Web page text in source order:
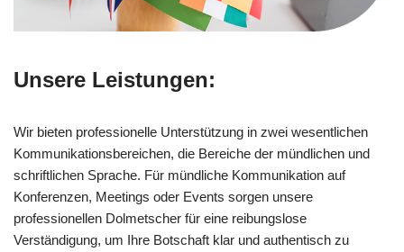
Unsere Leistungen:
Wir bieten professionelle Unterstützung in zwei wesentlichen
Kommunikationsbereichen, die Bereiche der mündlichen und
schriftlichen Sprache. Für mündliche Kommunikation auf
Konferenzen, Meetings oder Events sorgen unsere
professionellen Dolmetscher für eine reibungslose
Verständigung, um Ihre Botschaft klar und authentisch zu